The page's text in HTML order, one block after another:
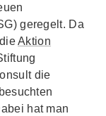
geregelt. Da
Aktion
die
hat man